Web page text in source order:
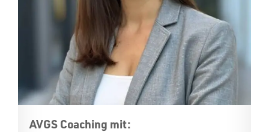
AVGS Coaching mit: